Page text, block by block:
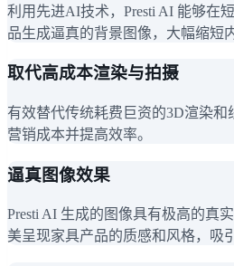
利用先进AI技术，Presti AI 能够在
品生成逼真的背景图像，大幅缩短
取代高成本渲染与拍摄
有效替代传统耗费巨资的3D渲染
营销成本并提高效率。
逼真图像效果
Presti AI 生成的图像具有极高的真
美呈现家具产品的质感和风格，吸